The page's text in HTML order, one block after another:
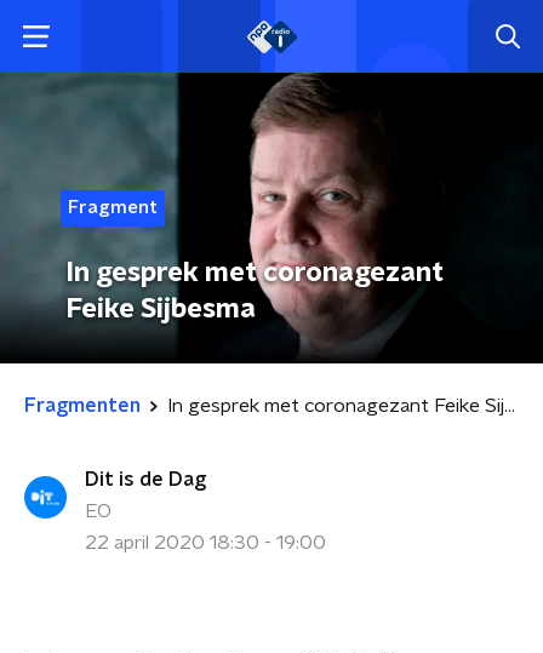
Fragment
In gesprek met coronagezant
Feike Sijbesma
Fragmenten In gesprek met coronagezant Feike Sijbesma
Dit is de Dag
EO
22 april 2020 18:30 - 19:00